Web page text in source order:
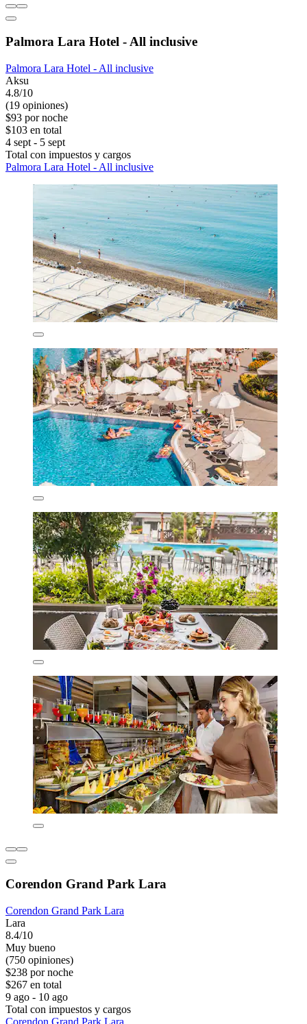
Palmora Lara Hotel - All inclusive
Palmora Lara Hotel - All inclusive
Aksu
4.8/10
(19 opiniones)
$93 por noche
$103 en total
4 sept - 5 sept
Total con impuestos y cargos
Palmora Lara Hotel - All inclusive
Corendon Grand Park Lara
Corendon Grand Park Lara
Lara
8.4/10
Muy bueno
(750 opiniones)
$238 por noche
$267 en total
9 ago - 10 ago
Total con impuestos y cargos
Corendon Grand Park Lara